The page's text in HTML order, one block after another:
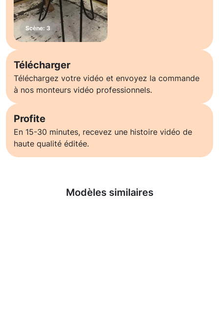
Télécharger
Téléchargez votre vidéo et envoyez la commande
à nos monteurs vidéo professionnels.
Profite
En 15-30 minutes, recevez une histoire vidéo de
haute qualité éditée.
Modèles similaires
En savoir plus